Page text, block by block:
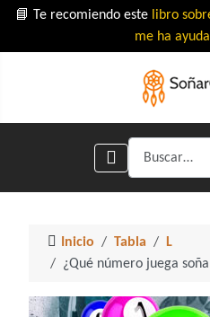
📘 Te recomiendo este libro
me ha
Buscar
Inicio Tabla
L
¿Qué número juega